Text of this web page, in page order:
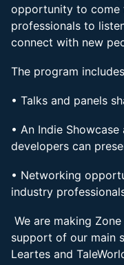
opportunity to come
professionals to
connect with new
The program
• Talks and panels
• An Indie
developers can
• Networking
industry
We are making
support of our main
Leartes and